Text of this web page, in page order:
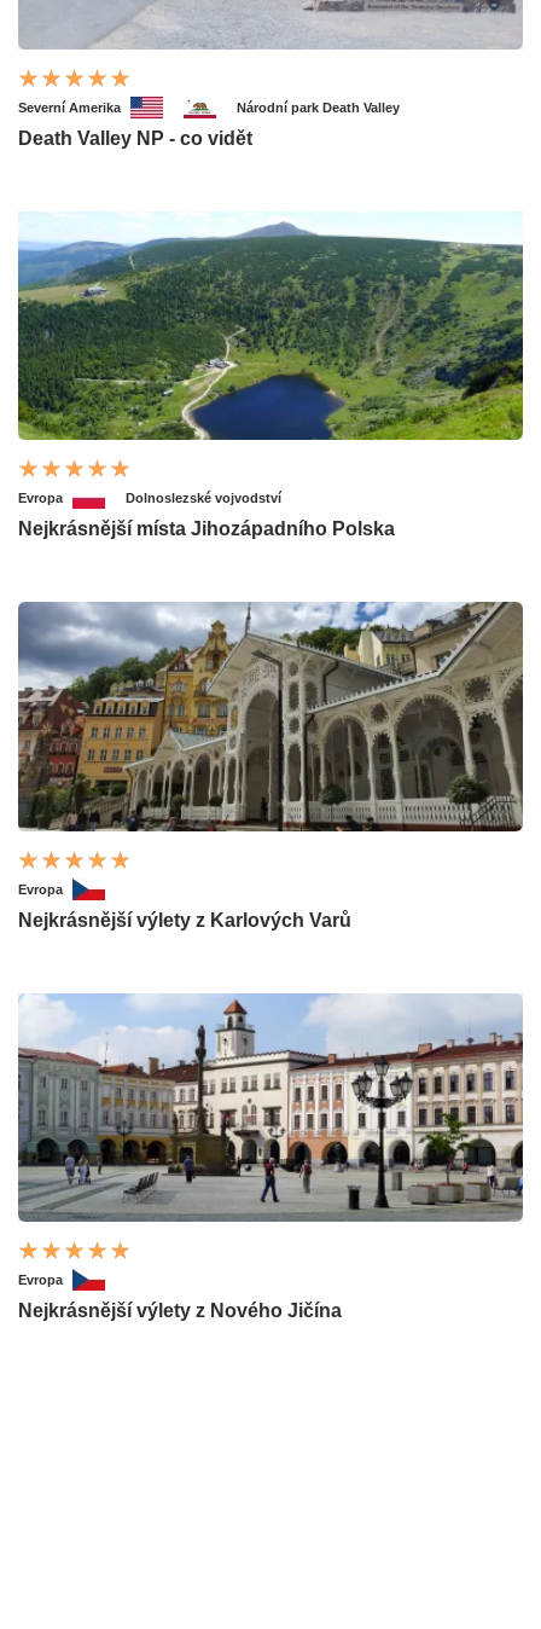
Severní Amerika Národní park Death Valley
Death Valley NP - co vidět
Evropa Dolnoslezské vojvodství
Nejkrásnější místa Jihozápadního Polska
Evropa
Nejkrásnější výlety z Karlových Varů
Evropa
Nejkrásnější výlety z Nového Jičína